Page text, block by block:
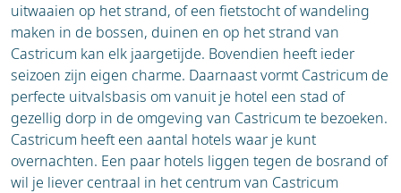
uitwaaien op het strand, of een fietstocht of wandeling
maken in de bossen, duinen en op het strand van
Castricum kan elk jaargetijde. Bovendien heeft ieder
seizoen zijn eigen charme. Daarnaast vormt Castricum de
perfecte uitvalsbasis om vanuit je hotel een stad of
gezellig dorp in de omgeving van Castricum te bezoeken.
Castricum heeft een aantal hotels waar je kunt
overnachten. Een paar hotels liggen tegen de bosrand of
wil je liever centraal in het centrum van Castricum